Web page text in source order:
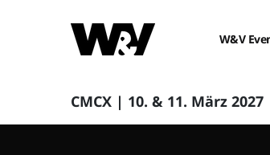
W&V
CMCX | 10. & 11. März